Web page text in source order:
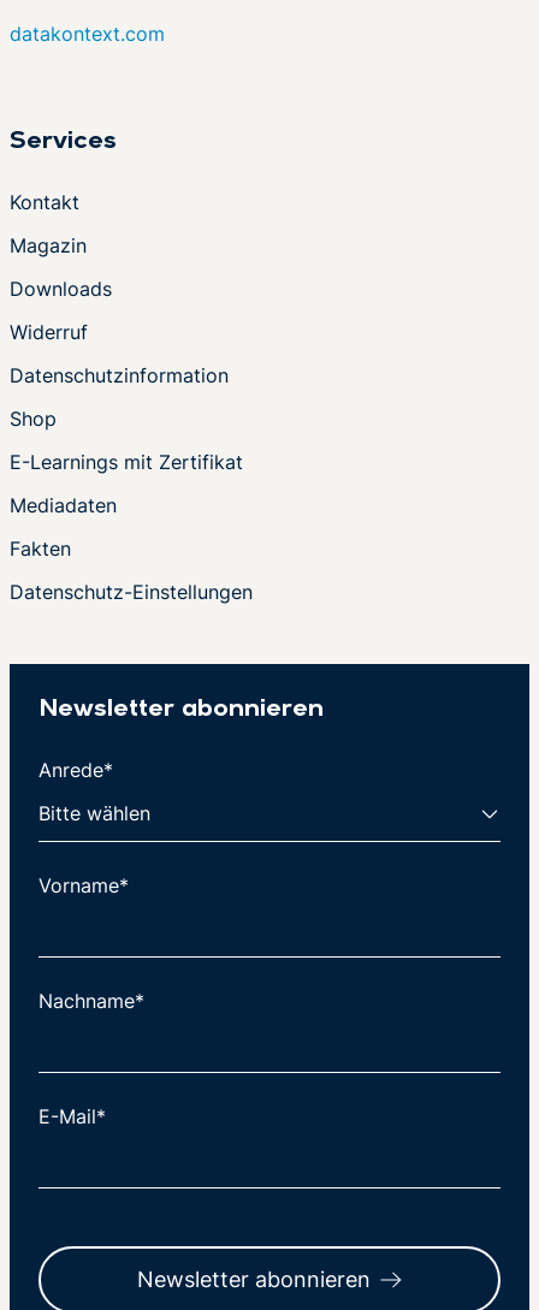
datakontext.com
Services
Kontakt
Magazin
Downloads
Widerruf
Datenschutzinformation
Shop
E-Learnings mit Zertifikat
Mediadaten
Fakten
Datenschutz-Einstellungen
Newsletter abonnieren
Anrede*
Vorname*
Nachname*
E-Mail*
Newsletter abonnieren